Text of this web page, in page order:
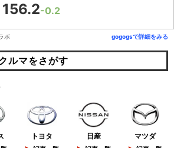
156.2-0.2
ボ gogogsで詳細をみる
ルマをさがす
トヨタ 日産 マツダ